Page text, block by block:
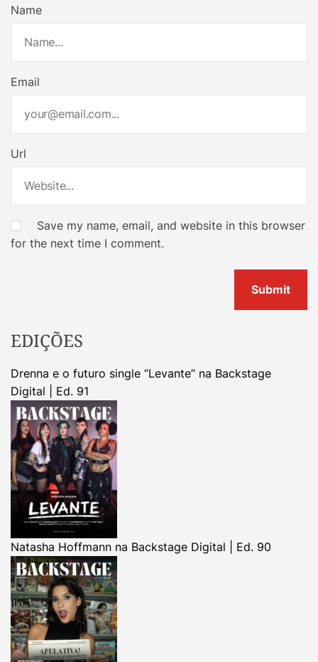
Name
Email
Url
Save my name, email, and website in this browser
for the next time I comment.
EDIÇÕES
Drenna e o futuro single “Levante” na Backstage
Digital | Ed. 91
Natasha Hoffmann na Backstage Digital | Ed. 90